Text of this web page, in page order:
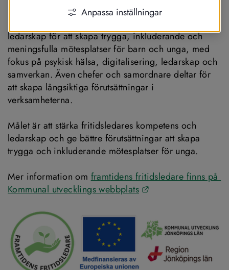
Anpassa inställningar
ledarskap för att skapa trygga, inkluderande och
meningsfulla mötesplatser för barn och unga, med
fokus på psykisk hälsa, digitalisering, ledarskap och
samverkan. Även chefer och samordnare deltar för
att skapa långsiktiga förutsättningar i
verksamheterna.
Målet är att stärka fritidsledares kompetens och
ledarskap och ge bättre förutsättningar att skapa
trygga och inkluderande mötesplatser för unga.
Mer information om framtidens fritidsledare finns på
Kommunal utvecklings webbplats